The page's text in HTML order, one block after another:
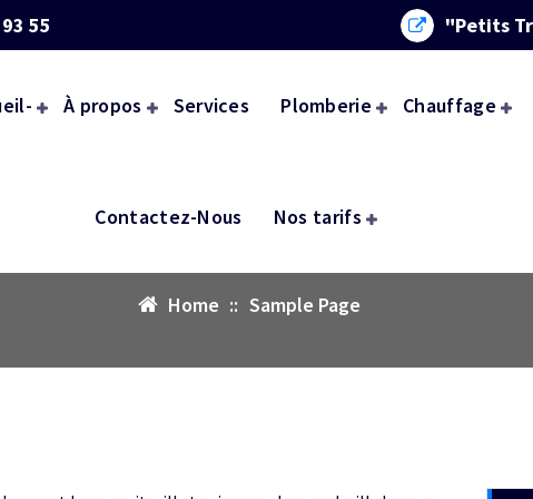
55 "Petits
À propos Services Plomberie Chauffage
Contactez-Nous Nos tarifs
Sample Page
Home :: Sample Page